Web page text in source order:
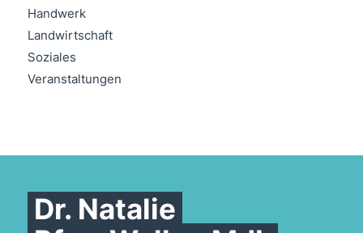
Handwerk
Landwirtschaft
Soziales
Veranstaltungen
Dr. Natalie